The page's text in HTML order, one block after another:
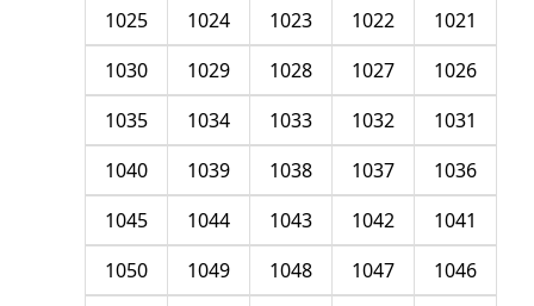
1021
1022
1023
1024
1025
1026
1027
1028
1029
1030
1031
1032
1033
1034
1035
1036
1037
1038
1039
1040
1041
1042
1043
1044
1045
1046
1047
1048
1049
1050